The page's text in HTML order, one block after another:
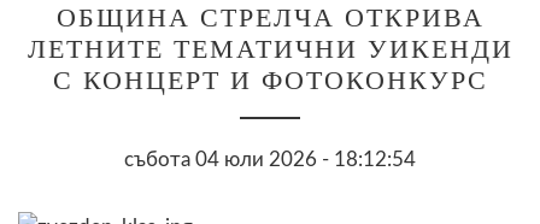
ОБЩИНА СТРЕЛЧА ОТКРИВА
ЛЕТНИТЕ ТЕМАТИЧНИ УИКЕНДИ
С КОНЦЕРТ И ФОТОКОНКУРС
събота 04 юли 2026 - 18:12:54